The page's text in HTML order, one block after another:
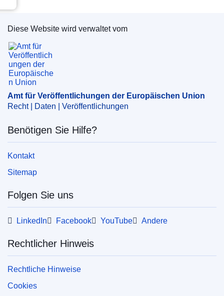
Amt für Veröffentlichungen der Europäischen
Diese Website wird verwaltet vom
Amt für Veröffentlichungen der Europäischen Union
Recht | Daten | Veröffentlichungen
Benötigen Sie Hilfe?
Kontakt
Sitemap
Folgen Sie uns
LinkedIn Facebook YouTube Andere
Rechtlicher Hinweis
Rechtliche Hinweise
Cookies